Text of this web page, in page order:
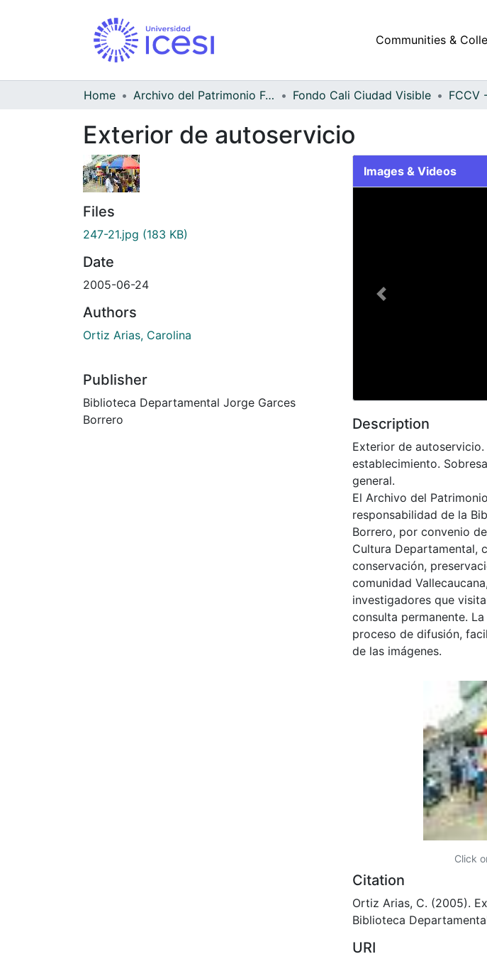
Communities &
Home Archivo del Patrimonio Fotográfico y Fílmico del Valle del Cauca Fondo Cali Ciudad Visible
Exterior de autoservicio
Files
247-21.jpg (183 KB)
Date
2005-06-24
Authors
Ortiz Arias, Carolina
Publisher
Biblioteca Departamental Jorge Garces
Borrero
Images & Videos
Previous
Description
Exterior de
establecimiento.
general.
El Archivo del
responsabilidad de la
Borrero, por convenio
Cultura Departamental,
conservación,
comunidad
investigadores que
consulta permanente.
proceso de difusión,
de las imágenes.
Click
Citation
Ortiz Arias, C. (2005).
Biblioteca
URI